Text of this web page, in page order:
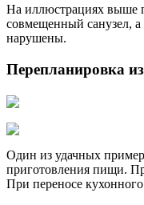
На иллюстрациях выше
совмещенный санузел,
нарушены.
Перепланировка
Один из удачных
приготовления пищи.
При переносе